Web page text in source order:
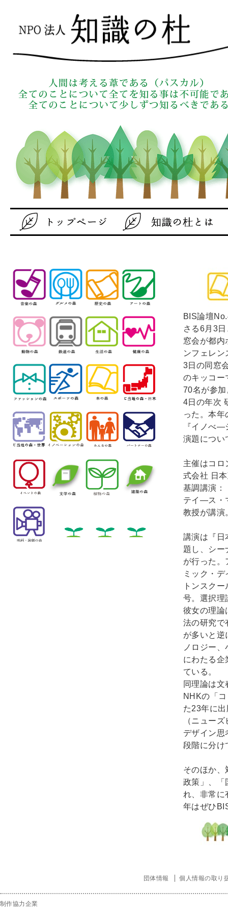
BIS論壇
さる6月3
窓会が都内
ンフェレ
3日の同窓
のキッコー
70名が参加
4日の年次
った。本
『イノべ
演題につい
主催はコロ
式会社 日
基調講演：
テイ―ス・
教授が講演
講演は『日
題し、シー
が行った
ミック・
トンスク
号。選択理
彼女の理論
法の研究で
が多いと逆
ノロジー
にわたる企
ている。
同理論は文
NHKの「
た23年に
（ニュー
デザイン思
段階に分け
そのほか、
政策」、「
れ、非常に
年はぜひ
団体情報 個人情報の取り
制作協力企業